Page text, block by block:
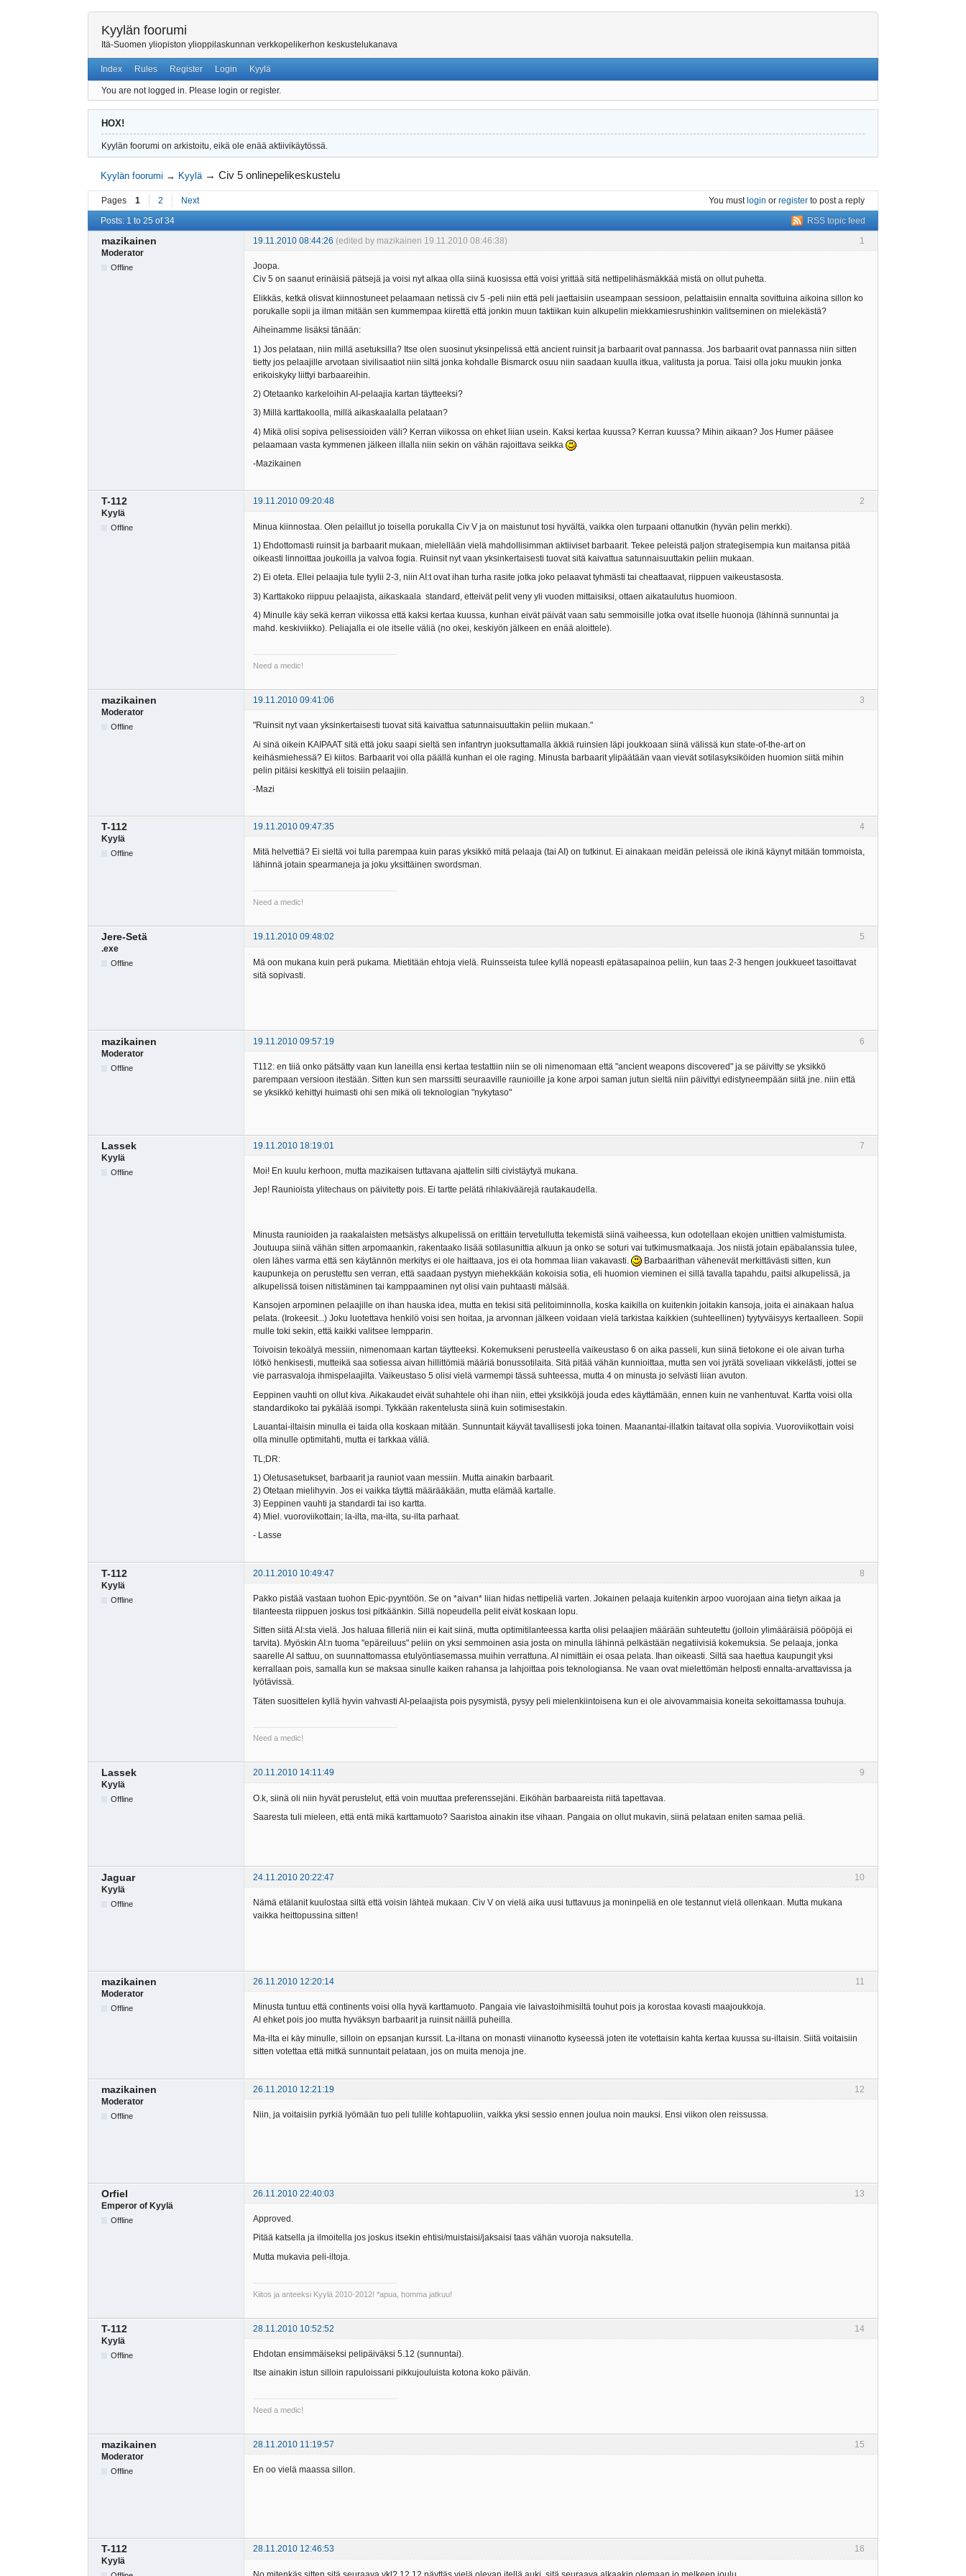
Kyylän foorumi
Itä-Suomen yliopiston ylioppilaskunnan verkkopelikerhon keskustelukanava
Index Rules Register Login Kyylä
You are not logged in. Please login or register.
HOX!
Kyylän foorumi on arkistoitu, eikä ole enää aktiivikäytössä.
Kyylän foorumi → Kyylä →Civ 5 onlinepelikeskustelu
Pages 1 2 Next You must login or register to post a reply
RSS topic feed
Posts: 1 to 25 of 34
1
mazikainen 19.11.2010 08:44:26 (edited by mazikainen 19.11.2010 08:46:38)
Moderator
Offline
Joopa.
Civ 5 on saanut erinäisiä pätsejä ja voisi nyt alkaa olla siinä kuosissa että voisi yrittää sitä nettipelihäsmäkkää mistä on ollut puhetta.
Elikkäs, ketkä olisvat kiinnostuneet pelaamaan netissä civ 5 -peli niin että peli jaettaisiin useampaan sessioon, pelattaisiin ennalta sovittuina aikoina sillon ko
porukalle sopii ja ilman mitään sen kummempaa kiirettä että jonkin muun taktiikan kuin alkupelin miekkamiesrushinkin valitseminen on mielekästä?
Aiheinamme lisäksi tänään:
1) Jos pelataan, niin millä asetuksilla? Itse olen suosinut yksinpelissä että ancient ruinsit ja barbaarit ovat pannassa. Jos barbaarit ovat pannassa niin sitten
tietty jos pelaajille arvotaan sivilisaatiot niin siltä jonka kohdalle Bismarck osuu niin saadaan kuulla itkua, valitusta ja porua. Taisi olla joku muukin jonka
erikoiskyky liittyi barbaareihin.
2) Otetaanko karkeloihin AI-pelaajia kartan täytteeksi?
3) Millä karttakoolla, millä aikaskaalalla pelataan?
4) Mikä olisi sopiva pelisessioiden väli? Kerran viikossa on ehket liian usein. Kaksi kertaa kuussa? Kerran kuussa? Mihin aikaan? Jos Humer pääsee
pelaamaan vasta kymmenen jälkeen illalla niin sekin on vähän rajoittava seikka
-Mazikainen
2
T-112
19.11.2010 09:20:48
Kyylä
Offline
Minua kiinnostaa. Olen pelaillut jo toisella porukalla Civ V ja on maistunut tosi hyvältä, vaikka olen turpaani ottanutkin (hyvän pelin merkki).
1) Ehdottomasti ruinsit ja barbaarit mukaan, mielellään vielä mahdollisimman aktiiviset barbaarit. Tekee peleistä paljon strategisempia kun maitansa pitää
oikeasti linnoittaa joukoilla ja valvoa fogia. Ruinsit nyt vaan yksinkertaisesti tuovat sitä kaivattua satunnaisuuttakin peliin mukaan.
2) Ei oteta. Ellei pelaajia tule tyylii 2-3, niin AI:t ovat ihan turha rasite jotka joko pelaavat tyhmästi tai cheattaavat, riippuen vaikeustasosta.
3) Karttakoko riippuu pelaajista, aikaskaala standard, etteivät pelit veny yli vuoden mittaisiksi, ottaen aikataulutus huomioon.
4) Minulle käy sekä kerran viikossa että kaksi kertaa kuussa, kunhan eivät päivät vaan satu semmoisille jotka ovat itselle huonoja (lähinnä sunnuntai ja
mahd. keskiviikko). Peliajalla ei ole itselle väliä (no okei, keskiyön jälkeen en enää aloittele).
Need a medic!
3
mazikainen
19.11.2010 09:41:06
Moderator
Offline
"Ruinsit nyt vaan yksinkertaisesti tuovat sitä kaivattua satunnaisuuttakin peliin mukaan."
Ai sinä oikein KAIPAAT sitä että joku saapi sieltä sen infantryn juoksuttamalla äkkiä ruinsien läpi joukkoaan siinä välissä kun state-of-the-art on
keihäsmiehessä? Ei kiitos. Barbaarit voi olla päällä kunhan ei ole raging. Minusta barbaarit ylipäätään vaan vievät sotilasyksiköiden huomion siitä mihin
pelin pitäisi keskittyä eli toisiin pelaajiin.
-Mazi
4
T-112
19.11.2010 09:47:35
Kyylä
Offline
Mitä helvettiä? Ei sieltä voi tulla parempaa kuin paras yksikkö mitä pelaaja (tai AI) on tutkinut. Ei ainakaan meidän peleissä ole ikinä käynyt mitään tommoista,
lähinnä jotain spearmaneja ja joku yksittäinen swordsman.
Need a medic!
5
Jere-Setä
19.11.2010 09:48:02
.exe
Offline
Mä oon mukana kuin perä pukama. Mietitään ehtoja vielä. Ruinsseista tulee kyllä nopeasti epätasapainoa peliin, kun taas 2-3 hengen joukkueet tasoittavat
sitä sopivasti.
6
mazikainen
19.11.2010 09:57:19
Moderator
Offline
T112: en tiiä onko pätsätty vaan kun laneilla ensi kertaa testattiin niin se oli nimenomaan että "ancient weapons discovered" ja se päivitty se yksikkö
parempaan versioon itestään. Sitten kun sen marssitti seuraaville raunioille ja kone arpoi saman jutun sieltä niin päivittyi edistyneempään siitä jne. niin että
se yksikkö kehittyi huimasti ohi sen mikä oli teknologian "nykytaso"
7
Lassek
19.11.2010 18:19:01
Kyylä
Offline
Moi! En kuulu kerhoon, mutta mazikaisen tuttavana ajattelin silti civistäytyä mukana.
Jep! Raunioista ylitechaus on päivitetty pois. Ei tartte pelätä rihlakiväärejä rautakaudella.
Minusta raunioiden ja raakalaisten metsästys alkupelissä on erittäin tervetullutta tekemistä siinä vaiheessa, kun odotellaan ekojen unittien valmistumista.
Joutuupa siinä vähän sitten arpomaankin, rakentaako lisää sotilasunittia alkuun ja onko se soturi vai tutkimusmatkaaja. Jos niistä jotain epäbalanssia tulee,
olen lähes varma että sen käytännön merkitys ei ole haittaava, jos ei ota hommaa liian vakavasti.
Barbaarithan vähenevät merkittävästi sitten, kun
kaupunkeja on perustettu sen verran, että saadaan pystyyn miehekkään kokoisia sotia, eli huomion vieminen ei sillä tavalla tapahdu, paitsi alkupelissä, ja
alkupelissä toisen nitistäminen tai kamppaaminen nyt olisi vain puhtaasti mälsää.
Kansojen arpominen pelaajille on ihan hauska idea, mutta en tekisi sitä pelitoiminnolla, koska kaikilla on kuitenkin joitakin kansoja, joita ei ainakaan halua
pelata. (Irokeesit...) Joku luotettava henkilö voisi sen hoitaa, ja arvonnan jälkeen voidaan vielä tarkistaa kaikkien (suhteellinen) tyytyväisyys kertaalleen. Sopii
mulle toki sekin, että kaikki valitsee lempparin.
Toivoisin tekoälyä messiin, nimenomaan kartan täytteeksi. Kokemukseni perusteella vaikeustaso 6 on aika passeli, kun siinä tietokone ei ole aivan turha
lötkö henkisesti, mutteikä saa sotiessa aivan hillittömiä määriä bonussotilaita. Sitä pitää vähän kunnioittaa, mutta sen voi jyrätä soveliaan vikkelästi, jottei se
vie parrasvaloja ihmispelaajilta. Vaikeustaso 5 olisi vielä varmempi tässä suhteessa, mutta 4 on minusta jo selvästi liian avuton.
Eeppinen vauhti on ollut kiva. Aikakaudet eivät suhahtele ohi ihan niin, ettei yksikköjä jouda edes käyttämään, ennen kuin ne vanhentuvat. Kartta voisi olla
standardikoko tai pykälää isompi. Tykkään rakentelusta siinä kuin sotimisestakin.
Lauantai-iltaisin minulla ei taida olla koskaan mitään. Sunnuntait käyvät tavallisesti joka toinen. Maanantai-illatkin taitavat olla sopivia. Vuoroviikottain voisi
olla minulle optimitahti, mutta ei tarkkaa väliä.
TL;DR:
1) Oletusasetukset, barbaarit ja rauniot vaan messiin. Mutta ainakin barbaarit.
2) Otetaan mielihyvin. Jos ei vaikka täyttä määrääkään, mutta elämää kartalle.
3) Eeppinen vauhti ja standardi tai iso kartta.
4) Miel. vuoroviikottain; la-ilta, ma-ilta, su-ilta parhaat.
- Lasse
8
T-112
20.11.2010 10:49:47
Kyylä
Offline
Pakko pistää vastaan tuohon Epic-pyyntöön. Se on *aivan* liian hidas nettipeliä varten. Jokainen pelaaja kuitenkin arpoo vuorojaan aina tietyn aikaa ja
tilanteesta riippuen joskus tosi pitkäänkin. Sillä nopeudella pelit eivät koskaan lopu.
Sitten siitä AI:sta vielä. Jos haluaa filleriä niin ei kait siinä, mutta optimitilanteessa kartta olisi pelaajien määrään suhteutettu (jolloin ylimääräisiä pööpöjä ei
tarvita). Myöskin AI:n tuoma "epäreiluus" peliin on yksi semmoinen asia josta on minulla lähinnä pelkästään negatiivisiä kokemuksia. Se pelaaja, jonka
saarelle AI sattuu, on suunnattomassa etulyöntiasemassa muihin verrattuna. AI nimittäin ei osaa pelata. Ihan oikeasti. Siltä saa haettua kaupungit yksi
kerrallaan pois, samalla kun se maksaa sinulle kaiken rahansa ja lahjoittaa pois teknologiansa. Ne vaan ovat mielettömän helposti ennalta-arvattavissa ja
lyötävissä.
Täten suosittelen kyllä hyvin vahvasti AI-pelaajista pois pysymistä, pysyy peli mielenkiintoisena kun ei ole aivovammaisia koneita sekoittamassa touhuja.
Need a medic!
9
Lassek
20.11.2010 14:11:49
Kyylä
Offline
O.k, siinä oli niin hyvät perustelut, että voin muuttaa preferenssejäni. Eiköhän barbaareista riitä tapettavaa.
Saaresta tuli mieleen, että entä mikä karttamuoto? Saaristoa ainakin itse vihaan. Pangaia on ollut mukavin, siinä pelataan eniten samaa peliä.
10
Jaguar
24.11.2010 20:22:47
Kyylä
Offline
Nämä etälanit kuulostaa siltä että voisin lähteä mukaan. Civ V on vielä aika uusi tuttavuus ja moninpeliä en ole testannut vielä ollenkaan. Mutta mukana
vaikka heittopussina sitten!
11
mazikainen
26.11.2010 12:20:14
Moderator
Offline
Minusta tuntuu että continents voisi olla hyvä karttamuoto. Pangaia vie laivastoihmisiltä touhut pois ja korostaa kovasti maajoukkoja.
AI ehket pois joo mutta hyväksyn barbaarit ja ruinsit näillä puheilla.
Ma-ilta ei käy minulle, silloin on epsanjan kurssit. La-iltana on monasti viinanotto kyseessä joten ite votettaisin kahta kertaa kuussa su-iltaisin. Siitä voitaisiin
sitten votettaa että mitkä sunnuntait pelataan, jos on muita menoja jne.
12
mazikainen
26.11.2010 12:21:19
Moderator
Offline Niin, ja voitaisiin pyrkiä lyömään tuo peli tulille kohtapuoliin, vaikka yksi sessio ennen joulua noin mauksi. Ensi viikon olen reissussa.
13
Orfiel
26.11.2010 22:40:03
Emperor of Kyylä
Offline
Approved.
Pitää katsella ja ilmoitella jos joskus itsekin ehtisi/muistaisi/jaksaisi taas vähän vuoroja naksutella.
Mutta mukavia peli-iltoja.
Kiitos ja anteeksi Kyylä 2010-2012! *apua, homma jatkuu!
14
T-112
28.11.2010 10:52:52
Kyylä
Offline
Ehdotan ensimmäiseksi pelipäiväksi 5.12 (sunnuntai).
Itse ainakin istun silloin rapuloissani pikkujouluista kotona koko päivän.
Need a medic!
15
mazikainen
28.11.2010 11:19:57
Moderator
Offline En oo vielä maassa sillon.
16
T-112
28.11.2010 12:46:53
Kyylä